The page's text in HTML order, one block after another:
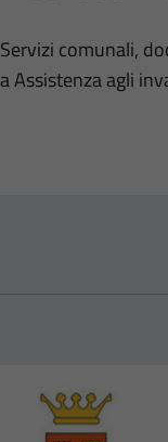
Dettagli
Servizi comunali,
a Assistenza agli